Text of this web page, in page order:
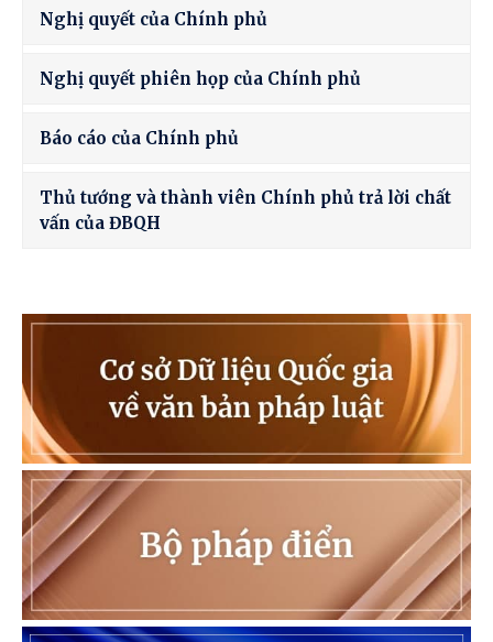
Nghị quyết của Chính phủ
Nghị quyết phiên họp của Chính phủ
Báo cáo của Chính phủ
Thủ tướng và thành viên Chính phủ trả lời chất
vấn của ĐBQH